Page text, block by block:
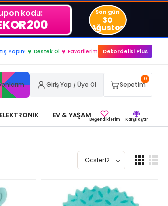
kodu: Son gün
30
Ağustos
Yapın! ♥ Destek Ol ♥ Favorilerim Dekordelisi Plus
Giriş Yap / Üye Ol
0
Sepetim
ELEKTRONİK EV & YAŞAMBeğendiklerim Karşılaştır